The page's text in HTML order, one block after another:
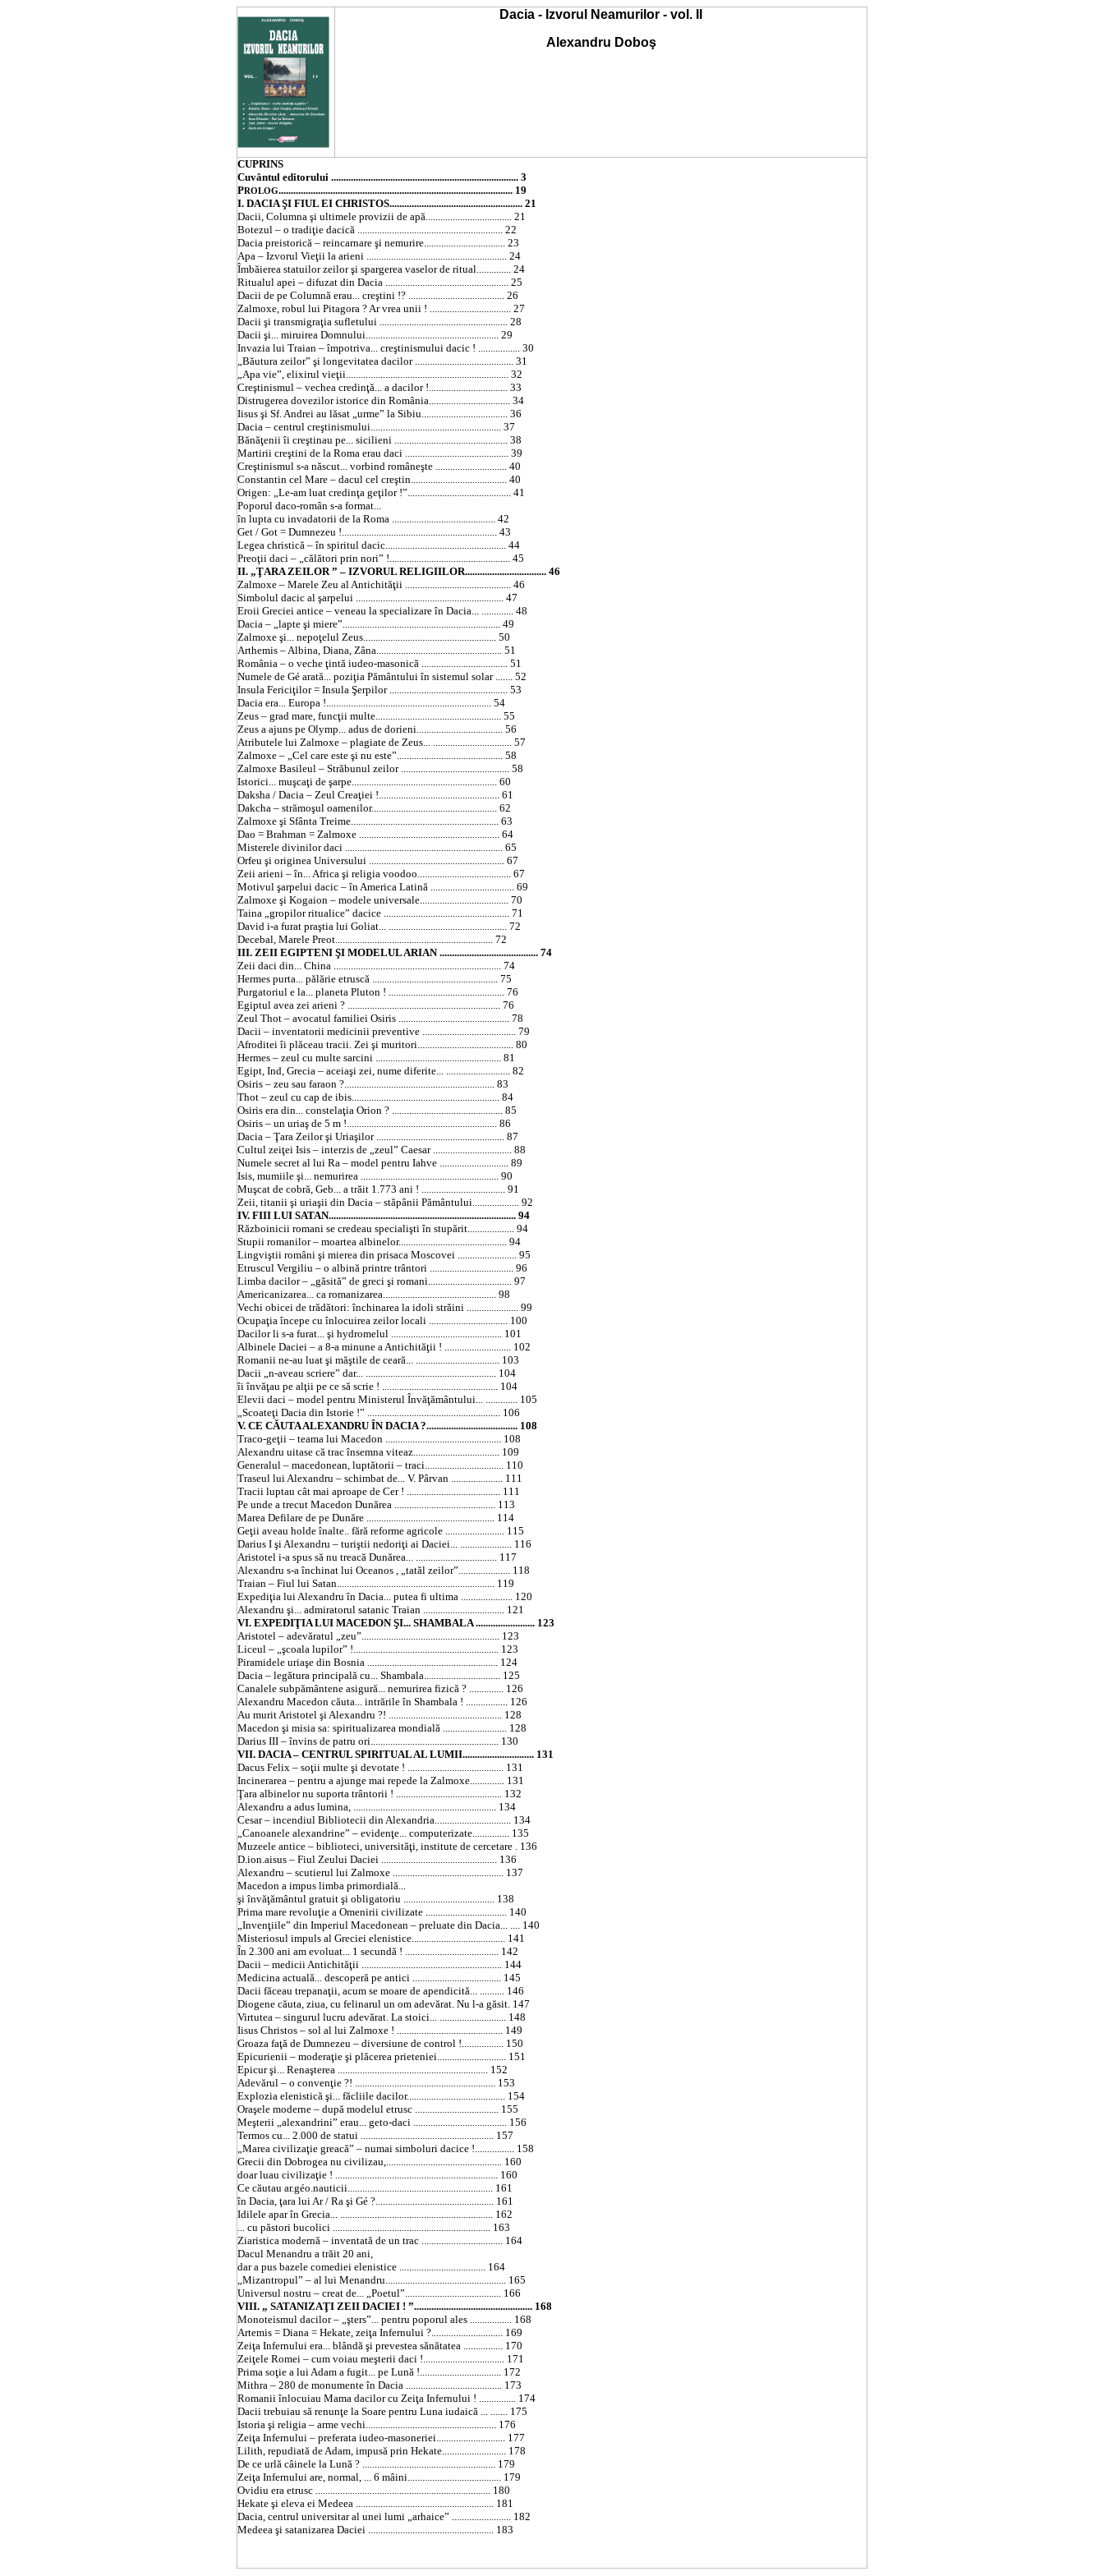
Dacia - Izvorul Neamurilor - vol. II
Alexandru Doboş
CUPRINS
Cuvântul editorului ............................................................................ 3
PROLOG............................................................................................... 19
I. DACIAŞI FIUL EI CHRISTOS...................................................... 21
Dacii, Columna şi ultimele provizii de apă................................... 21
Botezul – o tradiţie dacică ........................................................... 22
Dacia preistorică – reincarnare şi nemurire................................. 23
Apa – Izvorul Vieţii la arieni ......................................................... 24
Îmbăierea statuilor zeilor şi spargerea vaselor de ritual.............. 24
Ritualul apei – difuzat din Dacia .................................................. 25
Dacii de pe Columnă erau... creştini !? ....................................... 26
Zalmoxe, robul lui Pitagora ? Ar vrea unii ! ................................. 27
Dacii şi transmigraţia sufletului .................................................... 28
Dacii şi... miruirea Domnului...................................................... 29
Invazia lui Traian – împotriva... creştinismului dacic ! ................. 30
„Băutura zeilor” şi longevitatea dacilor ........................................ 31
„Apa vie”, elixirul vieţii.................................................................. 32
Creştinismul – vechea credinţă... a dacilor !................................ 33
Distrugerea dovezilor istorice din România................................. 34
Iisus şi Sf. Andrei au lăsat „urme” la Sibiu................................... 36
Dacia – centrul creştinismului..................................................... 37
Bănăţenii îi creştinau pe... sicilieni .............................................. 38
Martirii creştini de la Roma erau daci .......................................... 39
Creştinismul s-a născut... vorbind româneşte ............................. 40
Constantin cel Mare – dacul cel creştin....................................... 40
Origen: „Le-am luat credinţa geţilor !”.......................................... 41
Poporul daco-român s-a format...
în lupta cu invadatorii de la Roma .......................................... 42
Get / Got = Dumnezeu !............................................................... 43
Legea christică – în spiritul dacic................................................. 44
Preoţii daci – „călători prin nori” !................................................. 45
II. „ŢARAZEILOR ” – IZVORUL RELIGIILOR................................. 46
Zalmoxe – Marele Zeu al Antichităţii ........................................... 46
Simbolul dacic al şarpelui ............................................................ 47
Eroii Greciei antice – veneau la specializare în Dacia... ............. 48
Dacia – „lapte şi miere”................................................................ 49
Zalmoxe şi... nepoţelul Zeus...................................................... 50
Arthemis – Albina, Diana, Zâna................................................... 51
România – o veche ţintă iudeo-masonică ................................... 51
Numele de Gé arată... poziţia Pământului în sistemul solar ....... 52
Insula Fericiţilor = Insula Şerpilor ................................................ 53
Dacia era... Europa !................................................................... 54
Zeus – grad mare, funcţii multe................................................... 55
Zeus a ajuns pe Olymp... adus de dorieni................................... 56
Atributele lui Zalmoxe – plagiate de Zeus... ................................ 57
Zalmoxe – „Cel care este şi nu este”........................................... 58
Zalmoxe Basileul – Străbunul zeilor ............................................ 58
Istorici... muşcaţi de şarpe........................................................... 60
Daksha / Dacia – Zeul Creaţiei !................................................. 61
Dakcha – strămoşul oamenilor................................................... 62
Zalmoxe şi Sfânta Treime............................................................ 63
Dao = Brahman = Zalmoxe ......................................................... 64
Misterele divinilor daci ................................................................ 65
Orfeu şi originea Universului ....................................................... 67
Zeii arieni – în...Africa şi religia voodoo...................................... 67
Motivul şarpelui dacic – în America Latină .................................. 69
Zalmoxe şi Kogaion – modele universale.................................... 70
Taina „gropilor ritualice” dacice ................................................... 71
David i-a furat praştia lui Goliat... ................................................ 72
Decebal, Marele Preot................................................................ 72
III. ZEII EGIPTENI ŞI MODELUL ARIAN ........................................ 74
Zeii daci din... China .................................................................... 74
Hermes purta... pălărie etruscă ................................................... 75
Purgatoriul e la... planeta Pluton ! ............................................... 76
Egiptul avea zei arieni ? .............................................................. 76
Zeul Thot – avocatul familiei Osiris ............................................. 78
Dacii – inventatorii medicinii preventive ...................................... 79
Afroditei îi plăceau tracii. Zei şi muritori....................................... 80
Hermes – zeul cu multe sarcini ................................................... 81
Egipt, Ind, Grecia – aceiaşi zei, nume diferite... .......................... 82
Osiris – zeu sau faraon ?............................................................. 83
Thot – zeul cu cap de ibis............................................................ 84
Osiris era din... constelaţia Orion ? ............................................. 85
Osiris – un uriaş de 5 m !............................................................. 86
Dacia – Ţara Zeilor şi Uriaşilor .................................................... 87
Cultul zeiţei Isis – interzis de „zeul” Caesar ................................ 88
Numele secret al lui Ra – model pentru Iahve ............................ 89
Isis, mumiile şi... nemurirea ........................................................ 90
Muşcat de cobră, Geb... a trăit 1.773 ani ! .................................. 91
Zeii, titanii şi uriaşii din Dacia – stăpânii Pământului................... 92
IV. FIII LUI SATAN............................................................................ 94
Războinicii romani se credeau specialişti în stupărit................... 94
Stupii romanilor – moartea albinelor............................................ 94
Lingviştii români şi mierea din prisaca Moscovei ........................ 95
Etruscul Vergiliu – o albină printre trântori .................................. 96
Limba dacilor – „găsită” de greci şi romani.................................. 97
Americanizarea... ca romanizarea.............................................. 98
Vechi obicei de trădători: închinarea la idoli străini ..................... 99
Ocupaţia începe cu înlocuirea zeilor locali ................................ 100
Dacilor li s-a furat... şi hydromelul ............................................. 101
Albinele Daciei – a 8-a minune a Antichităţii ! ........................... 102
Romanii ne-au luat şi măştile de ceară... .................................. 103
Dacii „n-aveau scriere” dar... ..................................................... 104
îi învăţau pe alţii pe ce să scrie ! ............................................... 104
Elevii daci – model pentru Ministerul Învăţământului... ............. 105
„Scoateţi Dacia din Istorie !” ...................................................... 106
V. CE CĂUTA ALEXANDRU ÎNDACIA?..................................... 108
Traco-geţii – teama lui Macedon ............................................... 108
Alexandru uitase că trac însemna viteaz................................... 109
Generalul – macedonean, luptătorii – traci................................ 110
Traseul lui Alexandru – schimbat de... V. Pârvan ..................... 111
Tracii luptau cât mai aproape de Cer ! ...................................... 111
Pe unde a trecut Macedon Dunărea ......................................... 113
Marea Defilare de pe Dunăre .................................................... 114
Geţii aveau holde înalte.. fără reforme agricole ........................ 115
Darius I şi Alexandru – turiştii nedoriţi ai Daciei... ..................... 116
Aristotel i-a spus să nu treacă Dunărea... ................................. 117
Alexandru s-a închinat lui Oceanos , „tatăl zeilor”..................... 118
Traian – Fiul lui Satan................................................................ 119
Expediţia lui Alexandru în Dacia... putea fi ultima ..................... 120
Alexandru şi... admiratorul satanic Traian ................................. 121
VI. EXPEDIŢIA LUI MACEDON ŞI... SHAMBALA ........................ 123
Aristotel – adevăratul „zeu”........................................................ 123
Liceul – „şcoala lupilor” !........................................................... 123
Piramidele uriaşe din Bosnia ..................................................... 124
Dacia – legătura principală cu... Shambala............................... 125
Canalele subpământene asigură... nemurirea fizică ? .............. 126
Alexandru Macedon căuta... intrările în Shambala ! ................. 126
Au murit Aristotel şi Alexandru ?! .............................................. 128
Macedon şi misia sa: spiritualizarea mondială .......................... 128
Darius III – învins de patru ori.................................................... 130
VII. DACIA– CENTRUL SPIRITUAL AL LUMII............................. 131
Dacus Felix – soţii multe şi devotate ! ....................................... 131
Incinerarea – pentru a ajunge mai repede la Zalmoxe.............. 131
Ţara albinelor nu suporta trântorii ! ........................................... 132
Alexandru a adus lumina, .......................................................... 134
Cesar – incendiul Bibliotecii dinAlexandria............................... 134
„Canoanele alexandrine” – evidenţe... computerizate............... 135
Muzeele antice – biblioteci, universităţi, institute de cercetare . 136
D.ion.aisus – Fiul Zeului Daciei ............................................... 136
Alexandru – scutierul lui Zalmoxe ............................................. 137
Macedon a impus limba primordială...
şi învăţământul gratuit şi obligatoriu ..................................... 138
Prima mare revoluţie a Omenirii civilizate ................................. 140
„Invenţiile” din Imperiul Macedonean – preluate din Dacia... .... 140
Misteriosul impuls al Greciei elenistice...................................... 141
În 2.300 ani am evoluat... 1 secundă ! ...................................... 142
Dacii – medicii Antichităţii ......................................................... 144
Medicina actuală... descoperă pe antici .................................... 145
Dacii făceau trepanaţii, acum se moare de apendicită... .......... 146
Diogene căuta, ziua, cu felinarul un om adevărat. Nu l-a găsit. 147
Virtutea – singurul lucru adevărat. La stoici... ........................... 148
Iisus Christos – sol al lui Zalmoxe ! ........................................... 149
Groaza faţă de Dumnezeu – diversiune de control !................. 150
Epicurienii – moderaţie şi plăcerea prieteniei............................ 151
Epicur şi... Renaşterea ............................................................. 152
Adevărul – o convenţie ?! ......................................................... 153
Explozia elenistică şi... făcliile dacilor........................................ 154
Oraşele moderne – după modelul etrusc .................................. 155
Meşterii „alexandrini” erau... geto-daci ...................................... 156
Termos cu... 2.000 de statui ...................................................... 157
„Marea civilizaţie greacă” – numai simboluri dacice !................ 158
Grecii din Dobrogea nu civilizau,............................................... 160
doar luau civilizaţie ! .................................................................. 160
Ce căutau ar.géo.nauticii........................................................... 161
în Dacia, ţara lui Ar / Ra şi Gé ?................................................ 161
Idilele apar în Grecia... .............................................................. 162
... cu păstori bucolici ................................................................ 163
Ziaristica modernă – inventată de un trac ................................. 164
Dacul Menandru a trăit 20 ani,
dar a pus bazele comediei elenistice ................................... 164
„Mizantropul” – al lui Menandru................................................. 165
Universul nostru – creat de... „Poetul”....................................... 166
VIII. „ SATANIZAŢI ZEII DACIEI ! ”................................................ 168
Monoteismul dacilor – „şters”... pentru poporul ales ................. 168
Artemis = Diana = Hekate, zeiţa Infernului ?............................. 169
Zeiţa Infernului era... blândă şi prevestea sănătatea ................ 170
Zeiţele Romei – cum voiau meşterii daci !................................. 171
Prima soţie a lui Adam a fugit... pe Lună !................................. 172
Mithra – 280 de monumente în Dacia ....................................... 173
Romanii înlocuiau Mama dacilor cu Zeiţa Infernului ! ............... 174
Dacii trebuiau să renunţe la Soare pentru Luna iudaică ... ....... 175
Istoria şi religia – arme vechi..................................................... 176
Zeiţa Infernului – preferata iudeo-masoneriei............................ 177
Lilith, repudiată de Adam, impusă prin Hekate.......................... 178
De ce urlă câinele la Lună ? ...................................................... 179
Zeiţa Infernului are, normal, ... 6 mâini...................................... 179
Ovidiu era etrusc ....................................................................... 180
Hekate şi eleva ei Medeea ........................................................ 181
Dacia, centrul universitar al unei lumi „arhaice” ........................ 182
Medeea şi satanizarea Daciei ................................................... 183